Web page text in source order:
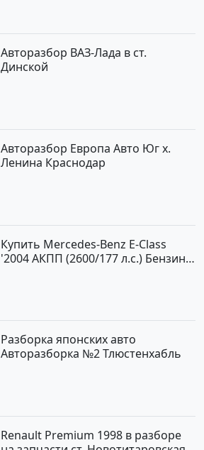
Авторазбор ВАЗ-Лада в ст.
Динской
Авторазбор Европа Авто Юг х.
Ленина Краснодар
Купить Mercedes-Benz E-Class
'2004 АКПП (2600/177 л.с.) Бензин
Разборка японских авто
Авторазборка №2 Тлюстенхабль
Renault Premium 1998 в разборе